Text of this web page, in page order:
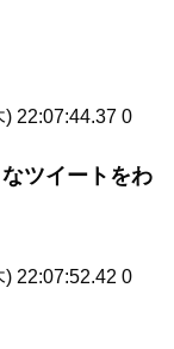
) 22:07:44.37 0
ツイートをわ
) 22:07:52.42 0